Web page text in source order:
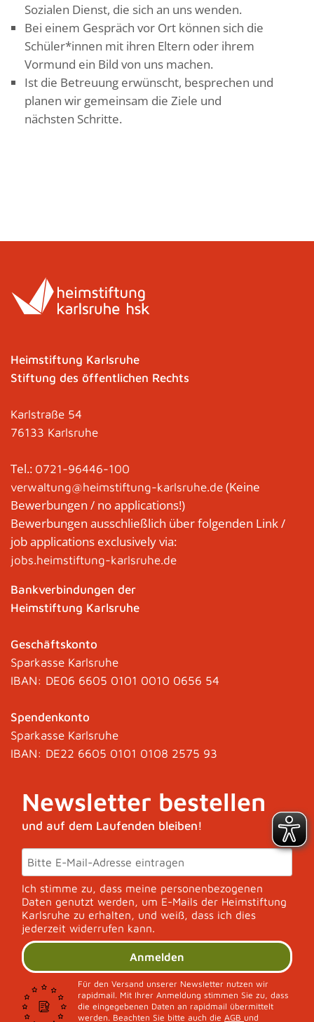
Sozialen Dienst, die sich an uns wenden.
Bei einem Gespräch vor Ort können sich die
Schüler*innen mit ihren Eltern oder ihrem
Vormund ein Bild von uns machen.
Ist die Betreuung erwünscht, besprechen und
planen wir gemeinsam die Ziele und
nächsten Schritte.
Heimstiftung Karlsruhe
Stiftung des öffentlichen Rechts
Karlstraße 54
76133 Karlsruhe
Tel.: 0721-96446-100
verwaltung@heimstiftung-karlsruhe.de (Keine
Bewerbungen / no applications!)
Bewerbungen ausschließlich über folgenden Link /
job applications exclusively via:
jobs.heimstiftung-karlsruhe.de
Bankverbindungen der
Heimstiftung Karlsruhe
Geschäftskonto
Sparkasse Karlsruhe
IBAN: DE06 6605 0101 0010 0656 54
Spendenkonto
Sparkasse Karlsruhe
IBAN: DE22 6605 0101 0108 2575 93
Newsletter bestellen
und auf dem Laufenden bleiben!
Ich stimme zu, dass meine personenbezogenen
Daten genutzt werden, um E-Mails der Heimstiftung
Karlsruhe zu erhalten, und weiß, dass ich dies
jederzeit widerrufen kann.
Anmelden
Für den Versand unserer Newsletter nutzen wir
rapidmail. Mit Ihrer Anmeldung stimmen Sie zu, dass
die eingegebenen Daten an rapidmail übermittelt
werden. Beachten Sie bitte auch die AGB und